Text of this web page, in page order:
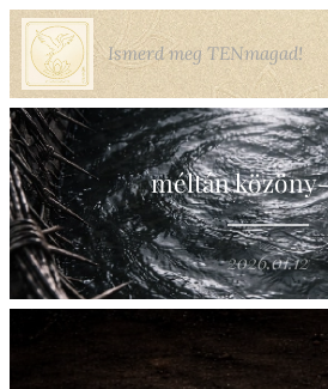
Ismerd meg TENmagad!
méltán
2026.01.12